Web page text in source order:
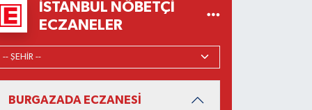
İSTANBUL NÖBETÇI
ECZANELER
BURGAZADA ECZANESİ